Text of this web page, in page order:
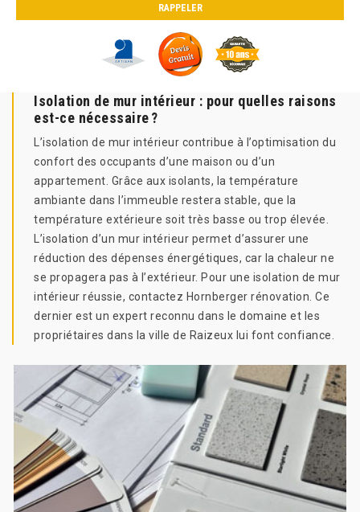
Isolation de mur intérieur : pour quelles raisons
est-ce nécessaire ?
L’isolation de mur intérieur contribue à l’optimisation du
confort des occupants d’une maison ou d’un
appartement. Grâce aux isolants, la température
ambiante dans l’immeuble restera stable, que la
température extérieure soit très basse ou trop élevée.
L’isolation d’un mur intérieur permet d’assurer une
réduction des dépenses énergétiques, car la chaleur ne
se propagera pas à l’extérieur. Pour une isolation de mur
intérieur réussie, contactez Hornberger rénovation. Ce
dernier est un expert reconnu dans le domaine et les
propriétaires dans la ville de Raizeux lui font confiance.